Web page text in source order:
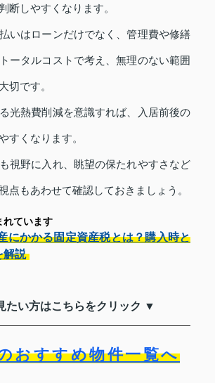
断しやすくなります。
いはローンだけでなく、管理費や修繕
ータルコストで考え、無理のない範囲
切です。
光熱費削減を意識すれば、入居前後の
すくなります。
視野に入れ、眺望の保たれやすさなど
点もあわせて確認しておきましょう。
ています
にかかる固定資産税とは？購入時と
解説
たい方はこちらをクリック ▼
おすすめ物件一覧へ